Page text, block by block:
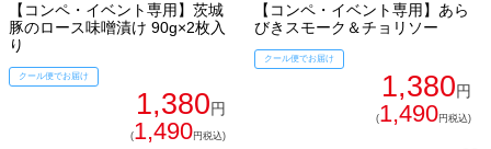
【コンペ・イベント専用】茨城
豚のロース味噌漬け 90g×2枚入
り
クール便でお届け
1,380円
(1,490円税込)
【コンペ・イベント専用】あら
びきスモーク＆チョリソー
クール便でお届け
1,380円
(1,490円税込)